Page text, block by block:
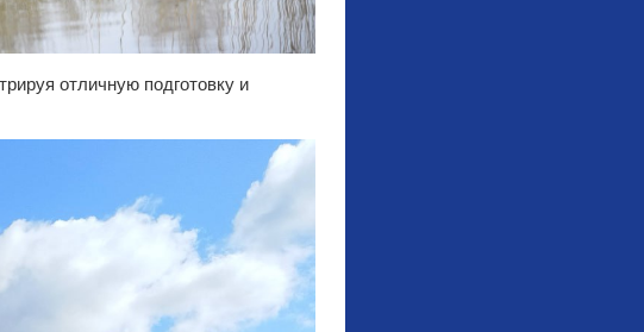
отличную подготовку и